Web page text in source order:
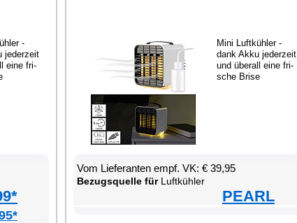
-
je­der­zeit
ei­ne fri­
Mi­ni Luft­küh­ler -
dank Ak­ku je­der­zeit
und über­all ei­ne fri­
sche Bri­se
Vom Lie­fe­ran­ten empf. VK: € 39,95
Be­zugs­quel­le fürLuft­küh­ler
PEARL